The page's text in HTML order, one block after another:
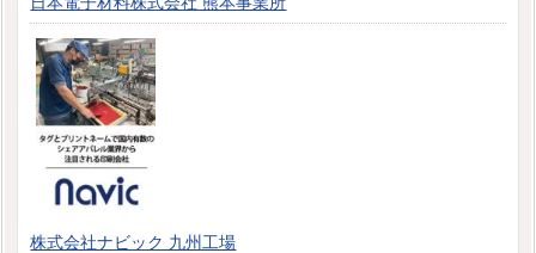
株式会社ナビック 九州工場